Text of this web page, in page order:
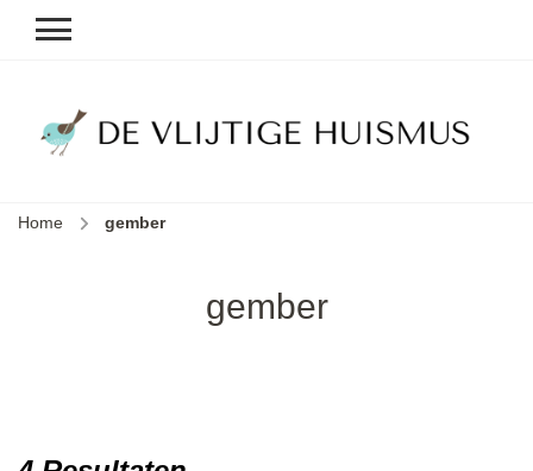
Home gember
gember